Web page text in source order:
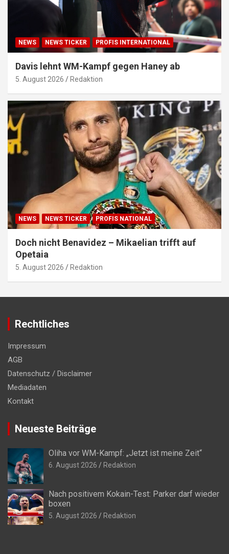
NEWS NEWS TICKER PROFIS INTERNATIONAL
Davis lehnt WM-Kampf gegen Haney ab
5. August 2026 Redaktion
NEWS NEWS TICKER PROFIS NATIONAL
Doch nicht Benavidez – Mikaelian trifft auf
Opetaia
5. August 2026 Redaktion
Rechtliches
Impressum
AGB
Datenschutz / Disclaimer
Mediadaten
Kontakt
Neueste Beiträge
Oliha vor WM-Kampf: „Jetzt ist meine Zeit“
6. August 2026 Redaktion
Nach positivem Kokain-Test: Parker darf wieder
boxen
5. August 2026 Redaktion